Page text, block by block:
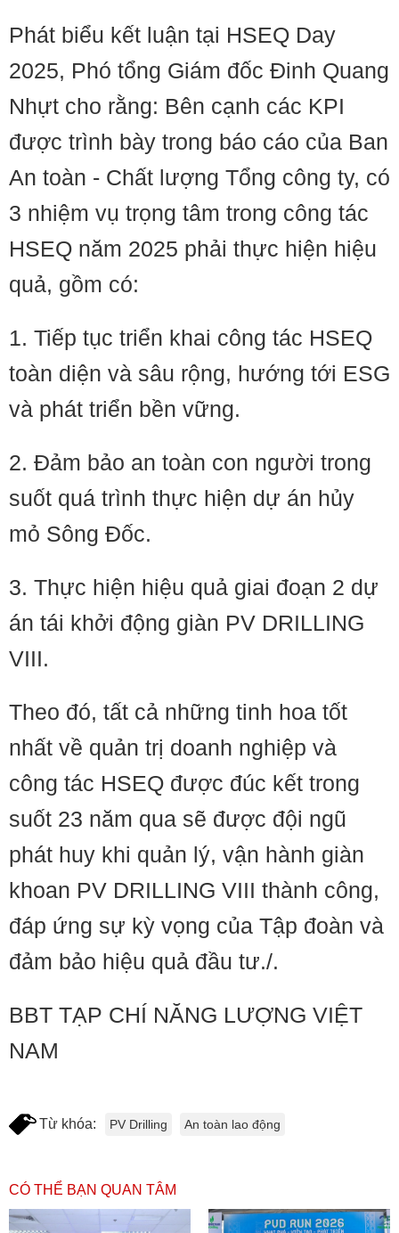
Phát biểu kết luận tại HSEQ Day
2025, Phó tổng Giám đốc Đinh Quang
Nhựt cho rằng: Bên cạnh các KPI
được trình bày trong báo cáo của Ban
An toàn - Chất lượng Tổng công ty, có
3 nhiệm vụ trọng tâm trong công tác
HSEQ năm 2025 phải thực hiện hiệu
quả, gồm có:
1. Tiếp tục triển khai công tác HSEQ
toàn diện và sâu rộng, hướng tới ESG
và phát triển bền vững.
2. Đảm bảo an toàn con người trong
suốt quá trình thực hiện dự án hủy
mỏ Sông Đốc.
3. Thực hiện hiệu quả giai đoạn 2 dự
án tái khởi động giàn PV DRILLING
VIII.
Theo đó, tất cả những tinh hoa tốt
nhất về quản trị doanh nghiệp và
công tác HSEQ được đúc kết trong
suốt 23 năm qua sẽ được đội ngũ
phát huy khi quản lý, vận hành giàn
khoan PV DRILLING VIII thành công,
đáp ứng sự kỳ vọng của Tập đoàn và
đảm bảo hiệu quả đầu tư./.
BBT TẠP CHÍ NĂNG LƯỢNG VIỆT
NAM
Từ khóa: PV Drilling An toàn lao động
CÓ THỂ BẠN QUAN TÂM